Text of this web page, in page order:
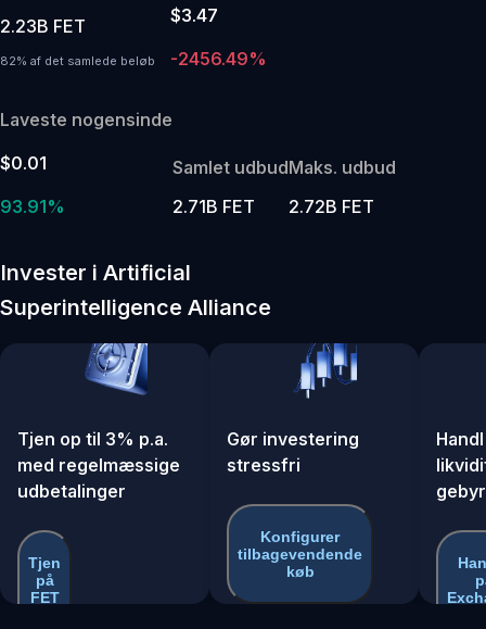
2.23B FET
82% af det samlede beløb
$3.47
-2456.49%
Laveste nogensinde
$0.01
93.91%
Samlet udbud
2.71B FET
Maks. udbud
2.72B FET
Invester i Artificial
Superintelligence Alliance
Tjen op til 3% p.a.
med regelmæssige
udbetalinger
Tjen
på
FET
Gør investering
stressfri
Konfigurer
tilbagevendende
køb